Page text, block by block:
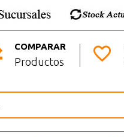
COMPARAR
Productos